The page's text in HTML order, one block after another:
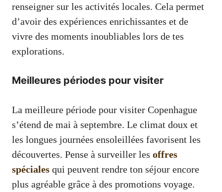
renseigner sur les activités locales. Cela permet
d’avoir des expériences enrichissantes et de
vivre des moments inoubliables lors de tes
explorations.
Meilleures périodes pour visiter
La meilleure période pour visiter Copenhague
s’étend de mai à septembre. Le climat doux et
les longues journées ensoleillées favorisent les
découvertes. Pense à surveiller les offres
spéciales qui peuvent rendre ton séjour encore
plus agréable grâce à des promotions voyage.